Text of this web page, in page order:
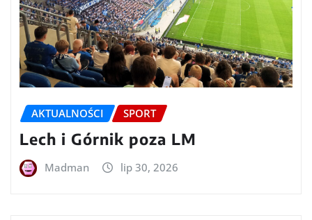
AKTUALNOŚCI SPORT
Lech i Górnik poza LM
Madman lip 30, 2026